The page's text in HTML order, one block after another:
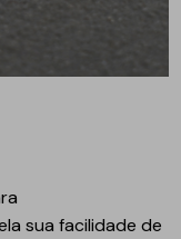
sua facilidade de